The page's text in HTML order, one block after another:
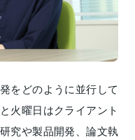
をどのように並行して
火曜日はクライアント
究や製品開発、論文執